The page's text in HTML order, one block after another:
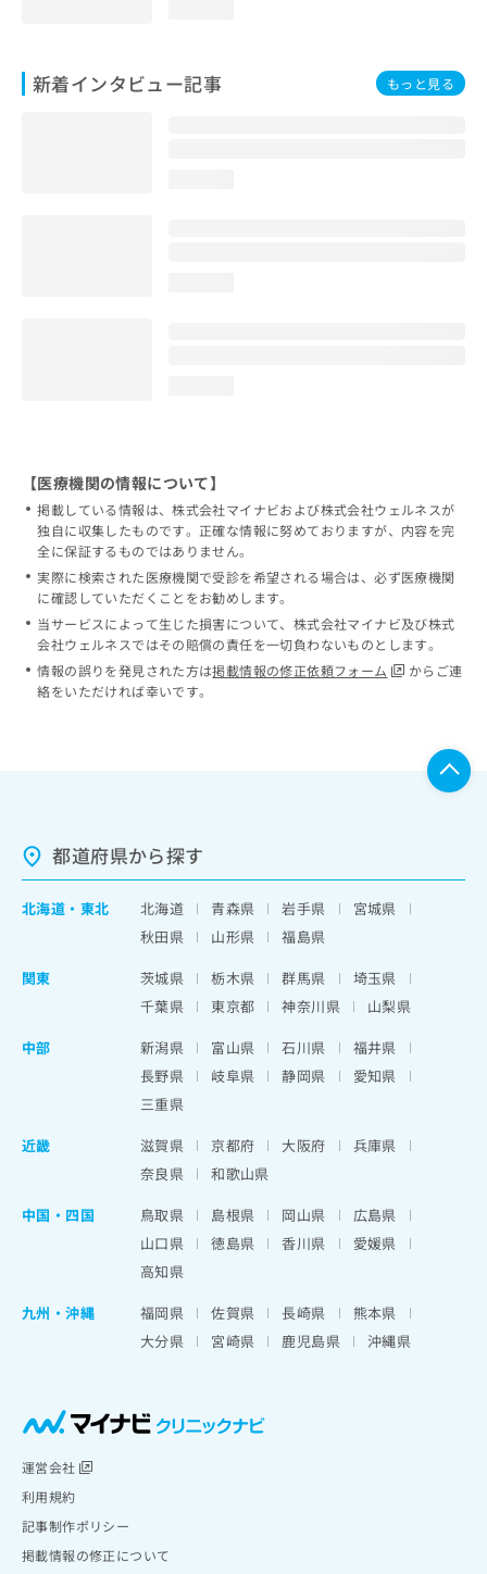
新着インタビュー記事 もっと見る
【医療機関の情報について】
掲載している情報は、株式会社マイナビおよび株式会社ウェルネスが
独自に収集したものです。正確な情報に努めておりますが、内容を完
全に保証するものではありません。
実際に検索された医療機関で受診を希望される場合は、必ず医療機関
に確認していただくことをお勧めします。
当サービスによって生じた損害について、株式会社マイナビ及び株式
会社ウェルネスではその賠償の責任を一切負わないものとします。
情報の誤りを発見された方は掲載情報の修正依頼フォーム
からご連
絡をいただければ幸いです。
都道府県から探す
北海道 ・ 東北 北海道 青森県 岩手県
宮城県
秋田県
山形県
福島県
関東
茨城県 栃木県 群馬県
埼玉県
千葉県
東京都 神奈川県
山梨県
中部
新潟県 富山県 石川県
福井県
長野県
岐阜県 静岡県
愛知県
三重県
近畿
滋賀県 京都府 大阪府
兵庫県
奈良県
和歌山県
中国・四国
鳥取県 島根県 岡山県
広島県
山口県
徳島県 香川県
愛媛県
高知県
九州・沖縄
福岡県 佐賀県 長崎県
熊本県
大分県
宮崎県 鹿児島県 沖縄県
運営会社
利用規約
記事制作ポリシー
掲載情報の修正について